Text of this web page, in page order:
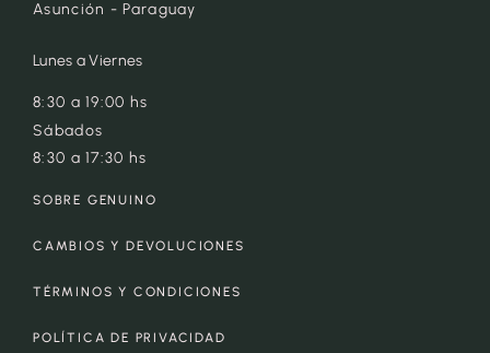
Asunción - Paraguay
Lunes a Viernes
8:30 a 19:00 hs
Sábados
8:30 a 17:30 hs
SOBRE GENUINO
CAMBIOS Y DEVOLUCIONES
TÉRMINOS Y CONDICIONES
POLÍTICA DE PRIVACIDAD